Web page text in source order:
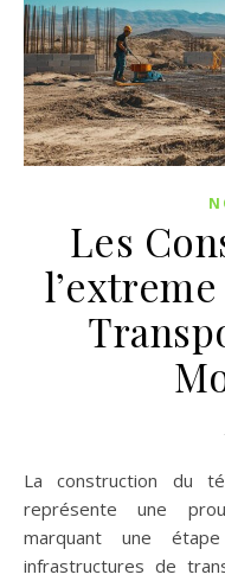
Les
La construction du téléphérique de l'Aiguille du Midi
représente une
marquant une
infrastructures de